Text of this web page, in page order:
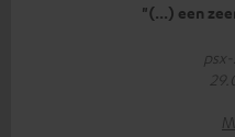
"(...) een